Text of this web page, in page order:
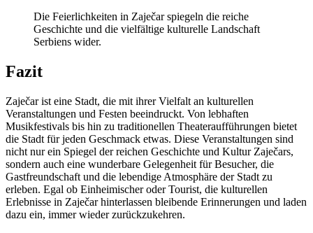
Die Feierlichkeiten in Zaječar spiegeln die reiche
Geschichte und die vielfältige kulturelle Landschaft
Serbiens wider.
Fazit
Zaječar ist eine Stadt, die mit ihrer Vielfalt an kulturellen
Veranstaltungen und Festen beeindruckt. Von lebhaften
Musikfestivals bis hin zu traditionellen Theateraufführungen bietet
die Stadt für jeden Geschmack etwas. Diese Veranstaltungen sind
nicht nur ein Spiegel der reichen Geschichte und Kultur Zaječars,
sondern auch eine wunderbare Gelegenheit für Besucher, die
Gastfreundschaft und die lebendige Atmosphäre der Stadt zu
erleben. Egal ob Einheimischer oder Tourist, die kulturellen
Erlebnisse in Zaječar hinterlassen bleibende Erinnerungen und laden
dazu ein, immer wieder zurückzukehren.